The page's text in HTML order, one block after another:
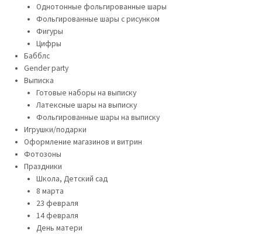
Однотонные фольгированные шары
Фольгированные шары с рисунком
Фигуры
Цифры
Бабблс
Gender party
Выписка
Готовые наборы на выписку
Латексные шары на выписку
Фольгированные шары на выписку
Игрушки/подарки
Оформление магазинов и витрин
Фотозоны
Праздники
Школа, Детский сад
8 марта
23 февраля
14 февраля
День матери